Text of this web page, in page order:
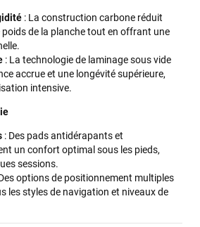
: La construction carbone réduit
de la planche tout en offrant une
: La technologie de laminage sous vide
accrue et une longévité supérieure,
intensive.
: Des pads antidérapants et
un confort optimal sous les pieds,
sessions.
options de positionnement multiples
les styles de navigation et niveaux de